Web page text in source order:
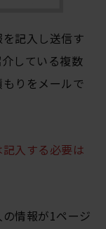
記入し送信す
している複数
りをメールで
入する必要は
情報が1ページ